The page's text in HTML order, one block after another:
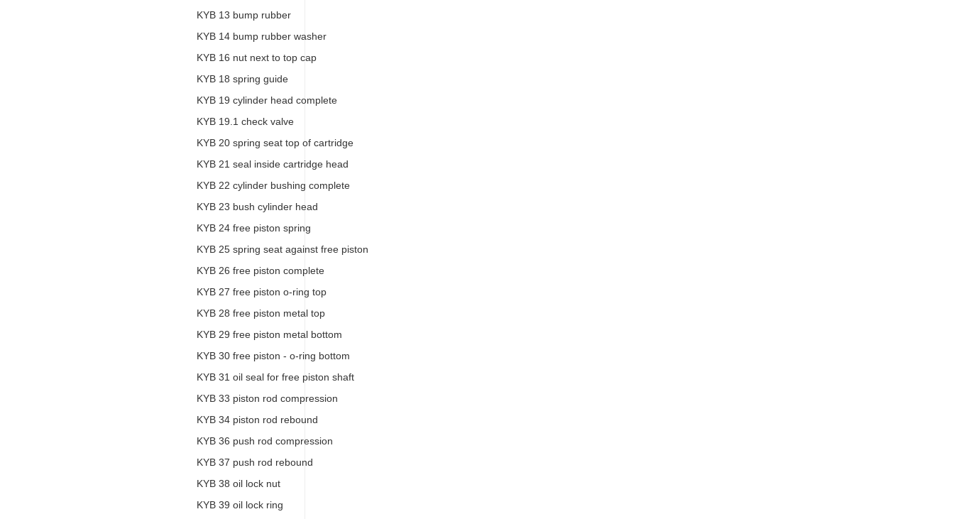
KYB 13 bump rubber
KYB 14 bump rubber washer
KYB 16 nut next to top cap
KYB 18 spring guide
KYB 19 cylinder head complete
KYB 19.1 check valve
KYB 20 spring seat top of cartridge
KYB 21 seal inside cartridge head
KYB 22 cylinder bushing complete
KYB 23 bush cylinder head
KYB 24 free piston spring
KYB 25 spring seat against free piston
KYB 26 free piston complete
KYB 27 free piston o-ring top
KYB 28 free piston metal top
KYB 29 free piston metal bottom
KYB 30 free piston - o-ring bottom
KYB 31 oil seal for free piston shaft
KYB 33 piston rod compression
KYB 34 piston rod rebound
KYB 36 push rod compression
KYB 37 push rod rebound
KYB 38 oil lock nut
KYB 39 oil lock ring